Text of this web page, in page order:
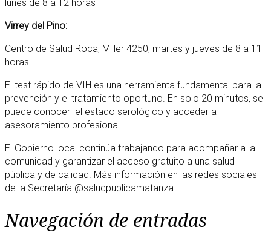
lunes de 8 a 12 horas
Virrey del Pino:
Centro de Salud Roca, Miller 4250, martes y jueves de 8 a 11
horas
El test rápido de VIH es una herramienta fundamental para la
prevención y el tratamiento oportuno. En solo 20 minutos, se
puede conocer el estado serológico y acceder a
asesoramiento profesional.
El Gobierno local continúa trabajando para acompañar a la
comunidad y garantizar el acceso gratuito a una salud
pública y de calidad. Más información en las redes sociales
de la Secretaría @saludpublicamatanza.
Navegación de entradas